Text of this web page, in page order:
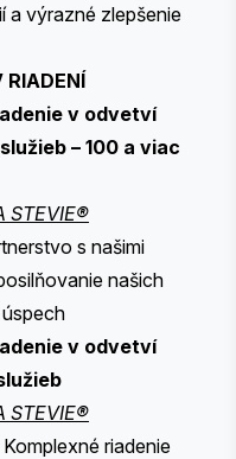
a výrazné zlepšenie
RIADENÍ
v odvetví
– 100 a viac
STEVIE®
s našimi
našich
v odvetví
STEVIE®
riadenie